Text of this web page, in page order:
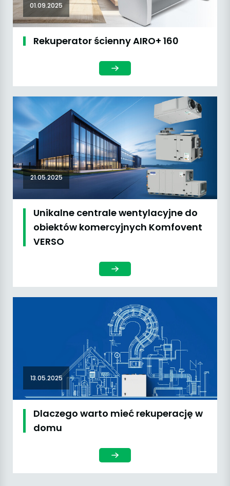
01.09.2025
Rekuperator ścienny AIRO+ 160
21.05.2025
Unikalne centrale wentylacyjne do
obiektów komercyjnych Komfovent
VERSO
13.05.2025
Dlaczego warto mieć rekuperację w
domu